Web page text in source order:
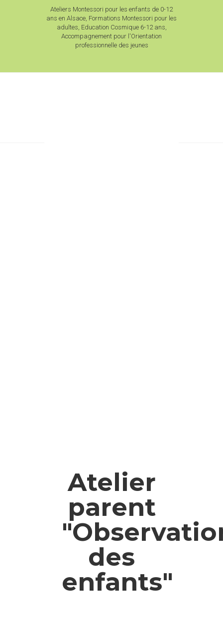
Ateliers Montessori pour les enfants de 0-12
ans en Alsace, Formations Montessori pour les
adultes, Education Cosmique 6-12 ans,
Accompagnement pour l'Orientation
professionnelle des jeunes
Atelier
parent
des
enfants"